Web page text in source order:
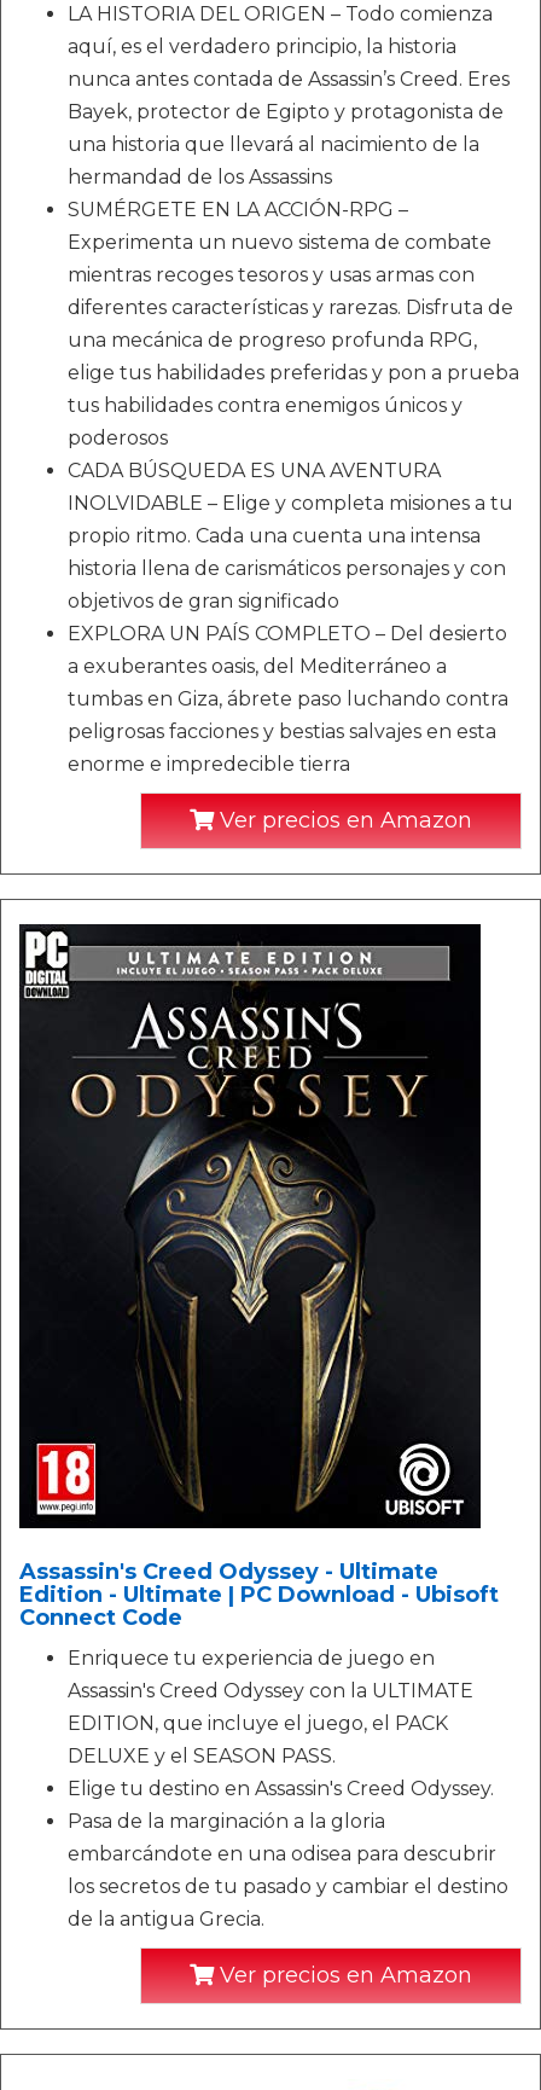
LA HISTORIA DEL ORIGEN – Todo comienza
aquí, es el verdadero principio, la historia
nunca antes contada de Assassin’s Creed. Eres
Bayek, protector de Egipto y protagonista de
una historia que llevará al nacimiento de la
hermandad de los Assassins
SUMÉRGETE EN LA ACCIÓN-RPG –
Experimenta un nuevo sistema de combate
mientras recoges tesoros y usas armas con
diferentes características y rarezas. Disfruta de
una mecánica de progreso profunda RPG,
elige tus habilidades preferidas y pon a prueba
tus habilidades contra enemigos únicos y
poderosos
CADA BÚSQUEDA ES UNA AVENTURA
INOLVIDABLE – Elige y completa misiones a tu
propio ritmo. Cada una cuenta una intensa
historia llena de carismáticos personajes y con
objetivos de gran significado
EXPLORA UN PAÍS COMPLETO – Del desierto
a exuberantes oasis, del Mediterráneo a
tumbas en Giza, ábrete paso luchando contra
peligrosas facciones y bestias salvajes en esta
enorme e impredecible tierra
Ver precios en Amazon
Assassin's Creed Odyssey - Ultimate
Edition - Ultimate | PC Download - Ubisoft
Connect Code
Enriquece tu experiencia de juego en
Assassin's Creed Odyssey con la ULTIMATE
EDITION, que incluye el juego, el PACK
DELUXE y el SEASON PASS.
Elige tu destino en Assassin's Creed Odyssey.
Pasa de la marginación a la gloria
embarcándote en una odisea para descubrir
los secretos de tu pasado y cambiar el destino
de la antigua Grecia.
Ver precios en Amazon